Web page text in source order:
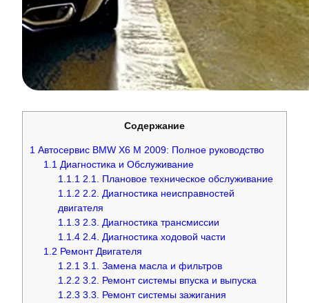
Содержание
1 Автосервис BMW X6 M 2009: Полное руководство
1.1 Диагностика и Обслуживание
1.1.1 2.1. Плановое техническое обслуживание
1.1.2 2.2. Диагностика неисправностей
двигателя
1.1.3 2.3. Диагностика трансмиссии
1.1.42.4. Диагностика ходовой части
1.2 Ремонт Двигателя
1.2.1 3.1. Замена масла и фильтров
1.2.2 3.2. Ремонт системы впуска и выпуска
1.2.3 3.3. Ремонт системы зажигания